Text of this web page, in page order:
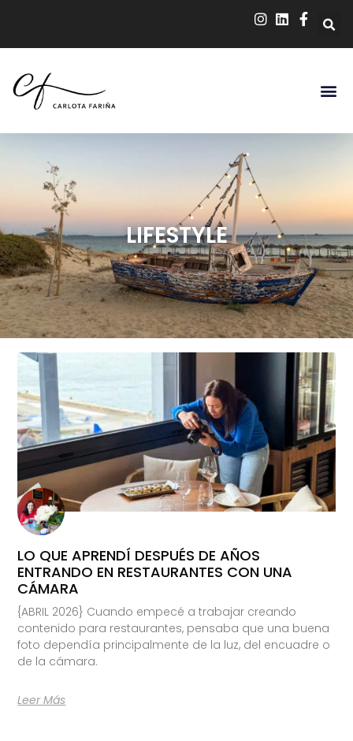
LIFESTYLE
LO QUE APRENDÍ DESPUÉS DE AÑOS
ENTRANDO EN RESTAURANTES CON UNA
CÁMARA
{ABRIL 2026} Cuando empecé a trabajar creando
contenido para restaurantes, pensaba que una buena
foto dependía principalmente de la luz, del encuadre o
de la cámara.
Leer Más